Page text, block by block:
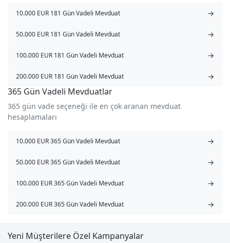
10.000 EUR 181 Gün Vadeli Mevduat →
50.000 EUR 181 Gün Vadeli Mevduat →
100.000 EUR 181 Gün Vadeli Mevduat →
200.000 EUR 181 Gün Vadeli Mevduat →
365 Gün Vadeli Mevduatlar
365 gün vade seçeneği ile en çok aranan mevduat
hesaplamaları
10.000 EUR 365 Gün Vadeli Mevduat →
50.000 EUR 365 Gün Vadeli Mevduat →
100.000 EUR 365 Gün Vadeli Mevduat →
200.000 EUR 365 Gün Vadeli Mevduat →
Yeni Müşterilere Özel Kampanyalar